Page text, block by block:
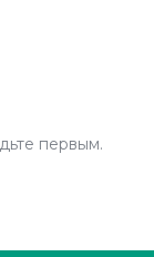
первым.